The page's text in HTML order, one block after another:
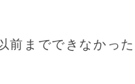
前までできなかっ